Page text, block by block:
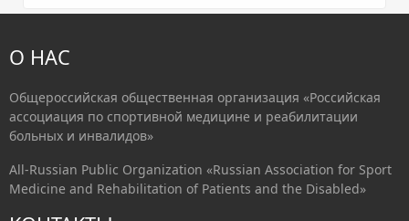
О НАС
Общероссийская общественная организация «Российская
ассоциация по спортивной медицине и реабилитации
больных и инвалидов»
All-Russian Public Organization «Russian Association for Sport
Medicine and Rehabilitation of Patients and the Disabled»